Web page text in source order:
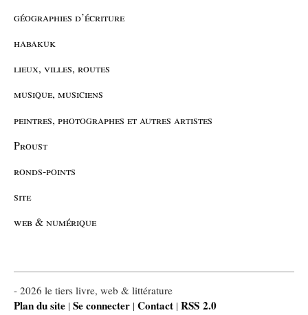
géographies d’écriture
habakuk
lieux, villes, routes
musique, musiciens
peintres, photographes et autres artistes
Proust
ronds-points
site
web & numérique
- 2026 le tiers livre, web & littérature
Plan du site | Se connecter | Contact | RSS 2.0